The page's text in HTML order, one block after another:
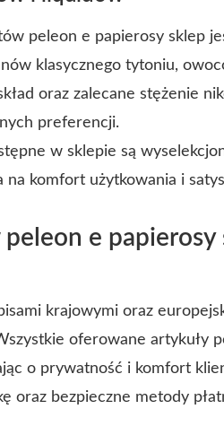
peleon e papierosy sklep
klasycznego tytoniu,
oraz zalecane stężenie
preferencji.
w sklepie są
na komfort użytkowania i
e
krajowymi oraz
oferowane artykuły
o prywatność i komfort
oraz bezpieczne metody